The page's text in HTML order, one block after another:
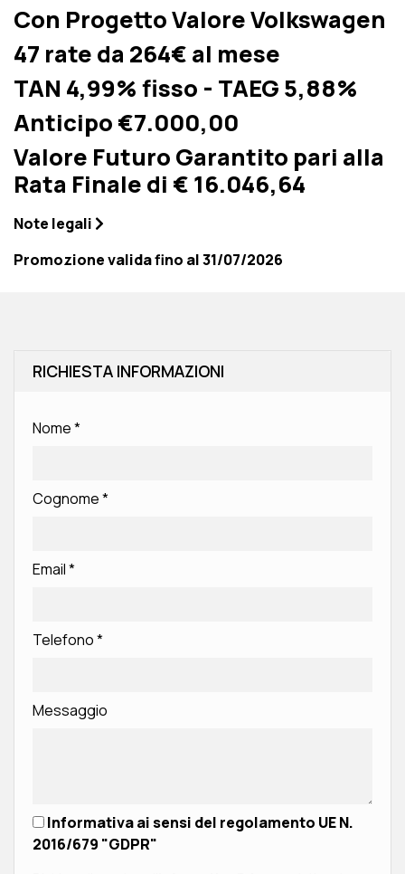
Con Progetto Valore Volkswagen
47 rate da 264€ al mese
TAN 4,99% fisso - TAEG 5,88%
Anticipo €7.000,00
Valore Futuro Garantito pari alla
Rata Finale di € 16.046,64
Note legali
Promozione valida fino al 31/07/2026
RICHIESTA INFORMAZIONI
Nome*
Cognome*
Email*
Telefono*
Messaggio
Informativa ai sensi del regolamento UE N.
2016/679 "GDPR"